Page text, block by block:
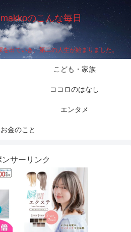
のこんな毎日
出ていき、第二の人生が始まりました。
こども・家族
ココロのはなし
エンタメ
お金のこと
ンサーリンク